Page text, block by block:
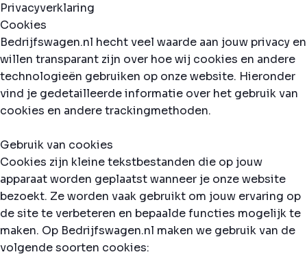
Privacyverklaring
Cookies
Bedrijfswagen.nl hecht veel waarde aan jouw privacy en
willen transparant zijn over hoe wij cookies en andere
technologieën gebruiken op onze website. Hieronder
vind je gedetailleerde informatie over het gebruik van
cookies en andere trackingmethoden.
Gebruik van cookies
Cookies zijn kleine tekstbestanden die op jouw
apparaat worden geplaatst wanneer je onze website
bezoekt. Ze worden vaak gebruikt om jouw ervaring op
de site te verbeteren en bepaalde functies mogelijk te
maken. Op Bedrijfswagen.nl maken we gebruik van de
volgende soorten cookies: